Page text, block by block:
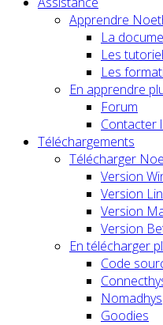
Apprendre
La
Les
Les
En apprendre
Forum
Contacter
Téléchargements
Télécharger
Version
Version
Version
Version
En télécharger
Code
Nomadhys
Goodies